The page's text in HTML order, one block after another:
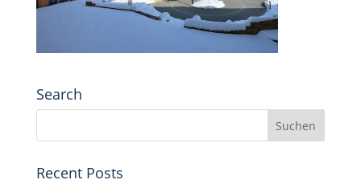
Search
Recent Posts